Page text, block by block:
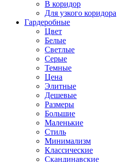
В коридор
Для узкого коридора
Гардеробные
Цвет
Белые
Светлые
Серые
Темные
Цена
Элитные
Дешевые
Размеры
Большие
Маленькие
Стиль
Минимализм
Классические
Скандинавские